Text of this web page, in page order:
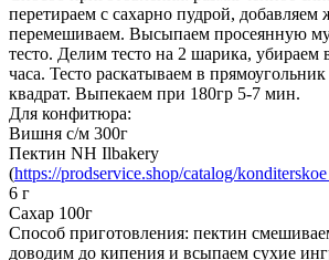
перетираем с сахарно пудрой, добавляем
перемешиваем. Высыпаем просеянную
тесто. Делим тесто на 2 шарика, убираем
часа. Тесто раскатываем в
квадрат. Выпекаем при 180гр 5-7 мин.
Для конфитюра:
Вишня с/м 300г
Пектин NH Ilbakery
(https://prodservice.shop/catalog/
6 г
Сахар 100г
Способ приготовления: пектин
доводим до кипения и всыпаем сухие